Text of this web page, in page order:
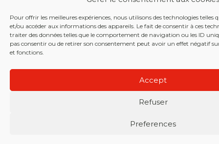
Pour offrir les meilleures expériences, nous utilisons des technologies telles
et/ou accéder aux informations des appareils. Le fait de consentir à ces
traiter des données telles que le comportement de navigation ou les ID
pas consentir ou de retirer son consentement peut avoir un effet négatif
et fonctions.
Accept
Refuser
Preferences